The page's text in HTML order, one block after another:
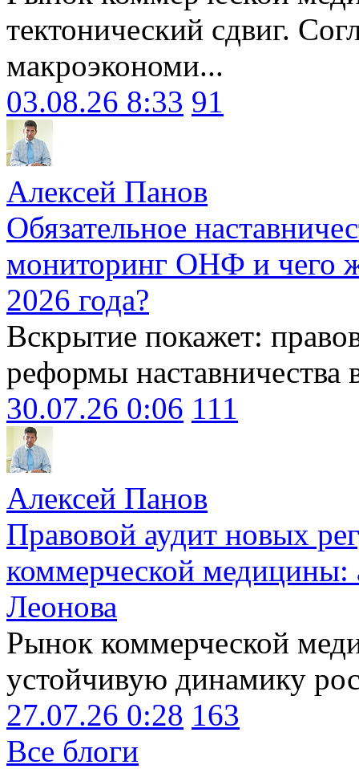
тектонический сдвиг.
макроэкономи...
03.08.26 8:33 91
Алексей Панов
Обязательное
мониторинг ОНФ и чего
2026 года?
Вскрытие покажет:
реформы наставничества
30.07.26 0:06 111
Алексей Панов
Правовой аудит новых
коммерческой медицины:
Леонова
Рынок коммерческой
устойчивую динамику
27.07.26 0:28 163
Все блоги